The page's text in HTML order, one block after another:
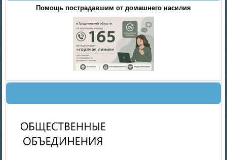
Помощь пострадавшим от домашнего насилия